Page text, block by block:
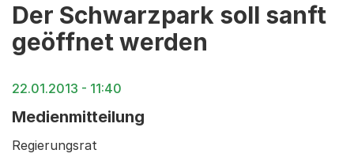
Der Schwarzpark soll sanft
geöffnet werden
22.01.2013 - 11:40
Medienmitteilung
Regierungsrat